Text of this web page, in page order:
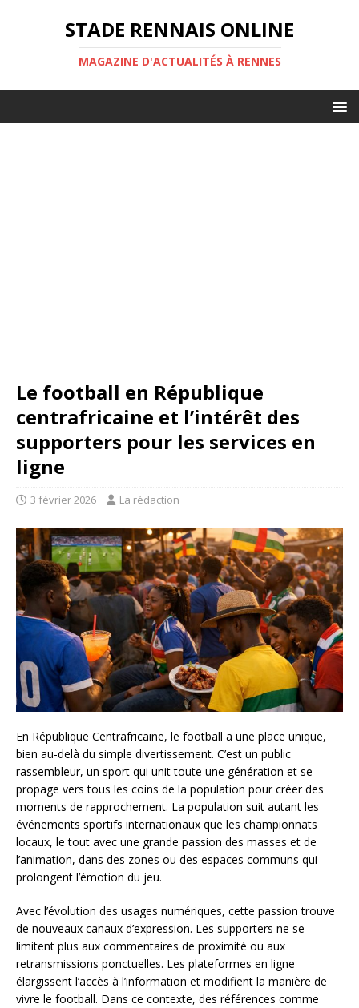
STADE RENNAIS ONLINE
MAGAZINE D'ACTUALITÉS À RENNES
Le football en République
centrafricaine et l’intérêt des
supporters pour les services en
ligne
3 février 2026 La rédaction
En République Centrafricaine, le football a une place unique,
bien au-delà du simple divertissement. C’est un public
rassembleur, un sport qui unit toute une génération et se
propage vers tous les coins de la population pour créer des
moments de rapprochement. La population suit autant les
événements sportifs internationaux que les championnats
locaux, le tout avec une grande passion des masses et de
l’animation, dans des zones ou des espaces communs qui
prolongent l’émotion du jeu.
Avec l’évolution des usages numériques, cette passion trouve
de nouveaux canaux d’expression. Les supporters ne se
limitent plus aux commentaires de proximité ou aux
retransmissions ponctuelles. Les plateformes en ligne
élargissent l’accès à l’information et modifient la manière de
vivre le football. Dans ce contexte, des références comme